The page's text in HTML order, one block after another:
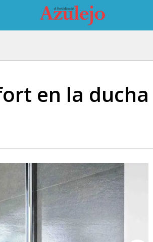
en la